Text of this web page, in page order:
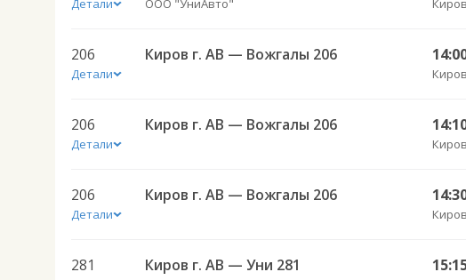
Детали ООО "УниАвто"
206
Детали
Киров г. АВ — Вожгалы 206
206
Детали
Киров г. АВ — Вожгалы 206
206
Детали
Киров г. АВ — Вожгалы 206
281 Киров г. АВ — Уни 281